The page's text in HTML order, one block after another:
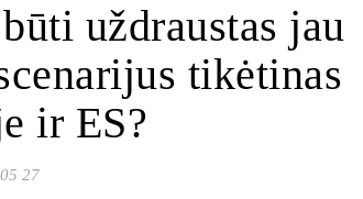
uždraustas jau
tikėtinas
ir ES?
27